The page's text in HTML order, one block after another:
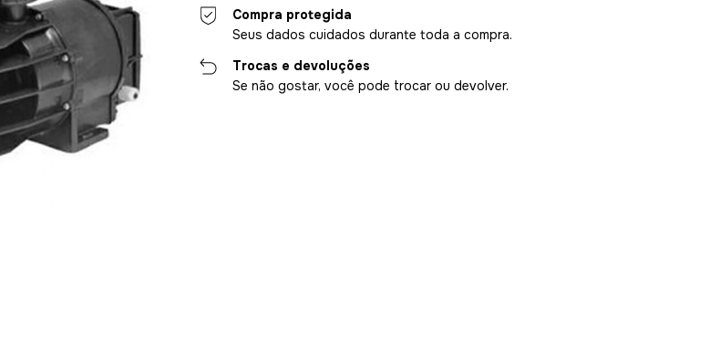
Compra protegida
Seus dados cuidados durante toda a compra.
Trocas e devoluções
Se não gostar, você pode trocar ou devolver.